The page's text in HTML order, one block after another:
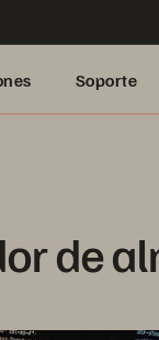
Soporte
de